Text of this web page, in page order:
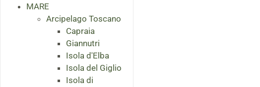
MARE
Arcipelago Toscano
Capraia
Giannutri
Isola d'Elba
Isola del Giglio
Isola di